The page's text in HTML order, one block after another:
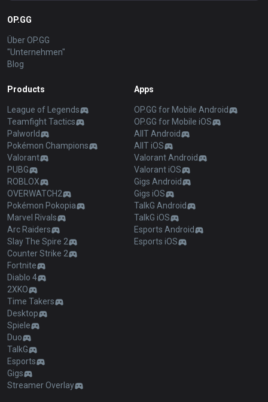
OP.GG
Über OP.GG
"Unternehmen"
Blog
Products
League of Legends
Teamfight Tactics
Palworld
Pokémon Champions
Valorant
PUBG
ROBLOX
OVERWATCH2
Pokémon Pokopia
Marvel Rivals
Arc Raiders
Slay The Spire 2
Counter Strike 2
Fortnite
Diablo 4
2XKO
Time Takers
Desktop
Spiele
Duo
TalkG
Esports
Gigs
Streamer Overlay
Apps
OP.GG for Mobile Android
OP.GG for Mobile iOS
AllT Android
AllT iOS
Valorant Android
Valorant iOS
Gigs Android
Gigs iOS
TalkG Android
TalkG iOS
Esports Android
Esports iOS